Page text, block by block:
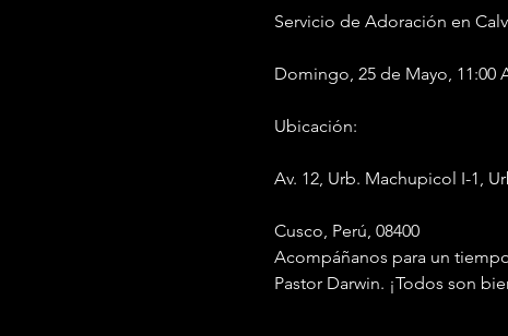
Servicio de Adoración en
Domingo, 25 de Mayo, 11:00
Ubicación:
Av. 12, Urb. Machupicol I-1,
Cusco, Perú, 08400
Acompáñanos para un
Pastor Darwin. ¡Todos son